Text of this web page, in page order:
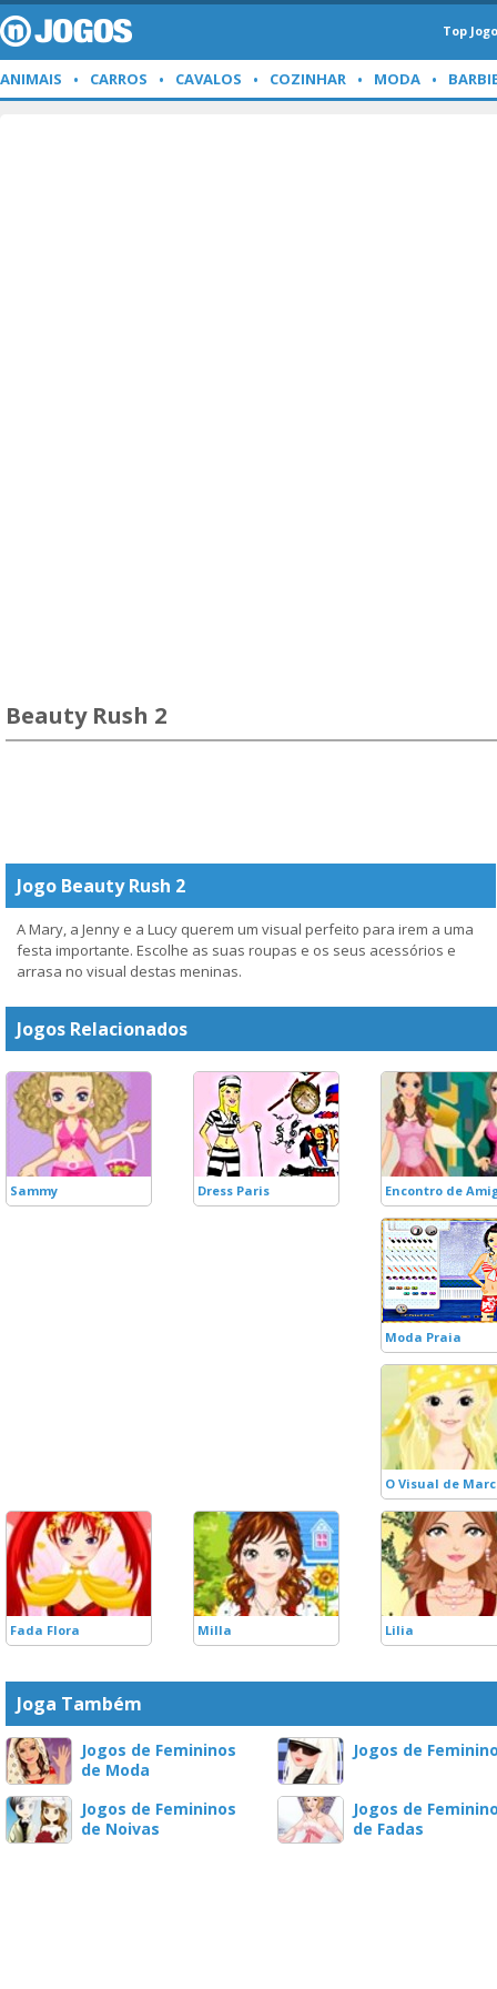
Top
ANIMAIS CARROS CAVALOS COZINHAR MODA
Beauty Rush 2
Jogo Beauty Rush 2
A Mary, a Jenny e a Lucy querem um visual perfeito para irem a uma
festa importante. Escolhe as suas roupas e os seus acessórios e
arrasa no visual destas meninas.
Jogos Relacionados
Sammy Dress Paris Encontro de
Moda Praia
O Visual de
Fada Flora Milla Lilia
Joga Também
Jogos de Femininos
de Moda
Jogos de
Jogos de Femininos
de Noivas
Jogos de
de Fadas